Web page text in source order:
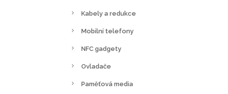
Kabely a redukce
Mobilní telefony
NFC gadgety
Ovladače
Paměťová media